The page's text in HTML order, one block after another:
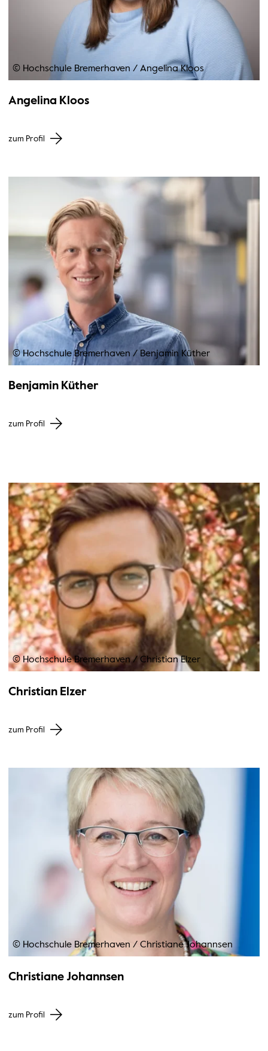
© Hochschule Bremerhaven / Angelina Kloos
Angelina Kloos
zum Profil
© Hochschule Bremerhaven / Benjamin Küther
Benjamin Küther
zum Profil
© Hochschule Bremerhaven/ Christian Elzer
Christian Elzer
zum Profil
© Hochschule Bremerhaven / Christiane Johannsen
Christiane Johannsen
zum Profil